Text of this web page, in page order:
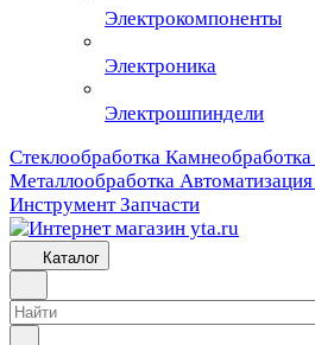
Электрокомпоненты
Электроника
Электрошпиндели
Стеклообработка Камнеобработка
Металлообработка Автоматизация
Инструмент Запчасти
Каталог